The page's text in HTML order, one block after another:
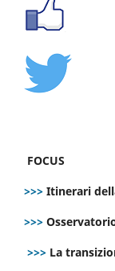
FOCUS
>>> Itinerari
>>>
>>> La